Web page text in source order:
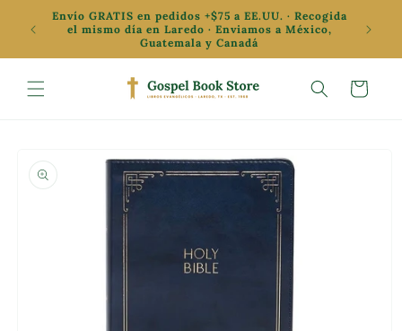
directamente
al contenido
Envío GRATIS en pedidos +$75 a EE.UU. · Recogida
el mismo día en Laredo · Enviamos a México,
Guatemala y Canadá
✦
Carrito
información